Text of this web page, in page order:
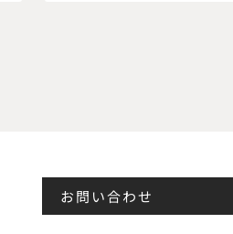
お問い合わせ